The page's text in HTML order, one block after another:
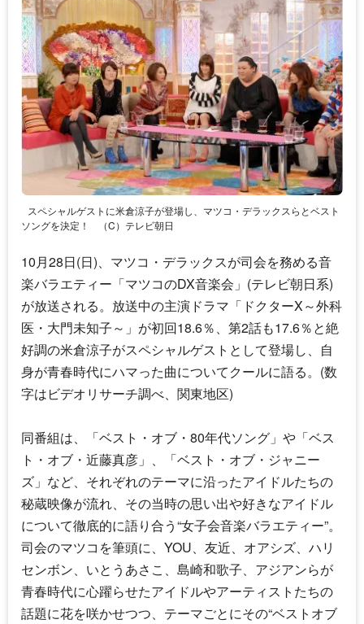
スペシャルゲストに米倉涼子が登場し、マツコ・デラックスらとベスト
ソングを決定！
（C）テレビ朝日
10月28日(日)、マツコ・デラックスが司会を務める音
楽バラエティー「マツコのDX音楽会」(テレビ朝日系)
が放送される。放送中の主演ドラマ「ドクターX～外科
医・大門未知子～」が初回18.6％、第2話も17.6％と絶
好調の米倉涼子がスペシャルゲストとして登場し、自
身が青春時代にハマった曲についてクールに語る。(数
字はビデオリサーチ調べ、関東地区)
同番組は、「ベスト・オブ・80年代ソング」や「ベス
ト・オブ・近藤真彦」、「ベスト・オブ・ジャニー
ズ」など、それぞれのテーマに沿ったアイドルたちの
秘蔵映像が流れ、その当時の思い出や好きなアイドル
について徹底的に語り合う“女子会音楽バラエティー”。
司会のマツコを筆頭に、YOU、友近、オアシズ、ハリ
センボン、いとうあさこ、島崎和歌子、アジアンらが
青春時代に心躍らせたアイドルやアーティストたちの
話題に花を咲かせつつ、テーマごとにその“ベストオブ